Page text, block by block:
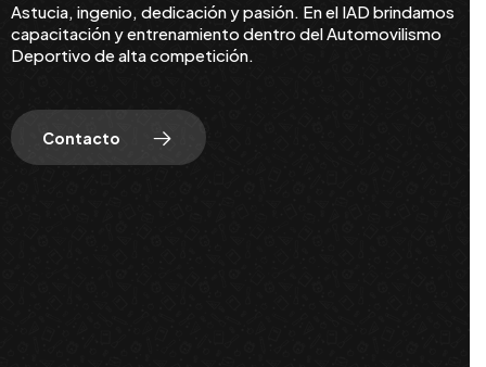
Astucia, ingenio, dedicación y pasión. En el IAD brindamos
capacitación y entrenamiento dentro del Automovilismo
Deportivo de alta competición.
Contacto